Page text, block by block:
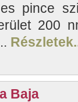
pince
200
Baja